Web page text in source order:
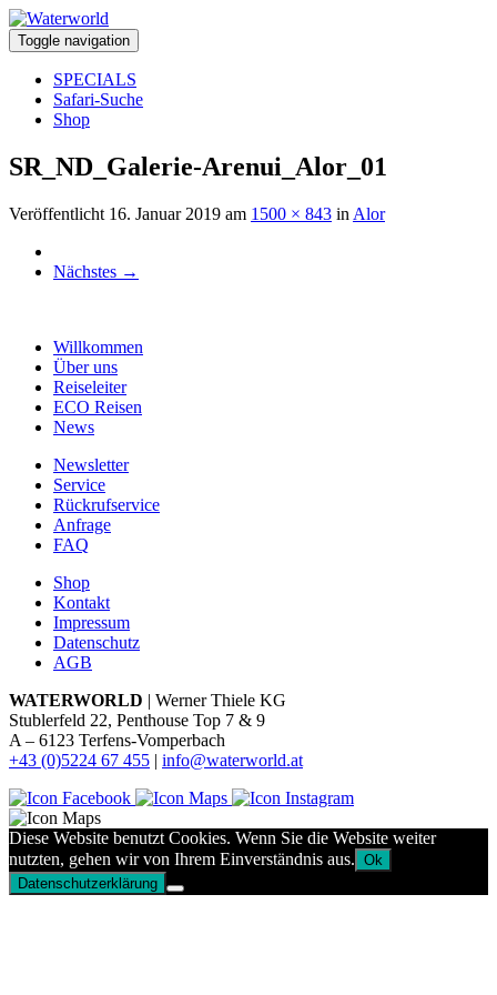
Toggle navigation
SPECIALS
Safari-Suche
Shop
SR_ND_Galerie-Arenui_Alor_01
Veröffentlicht 16. Januar 2019 am 1500 × 843 in Alor
Nächstes →
Willkommen
Über uns
Reiseleiter
ECO Reisen
News
Newsletter
Service
Rückrufservice
Anfrage
FAQ
Shop
Kontakt
Impressum
Datenschutz
AGB
WATERWORLD | Werner Thiele KG
Stublerfeld 22, Penthouse Top 7 & 9
A – 6123 Terfens-Vomperbach
+43 (0)5224 67 455 | info@waterworld.at
Diese Website benutzt Cookies. Wenn Sie die Website weiter
nutzten, gehen wir von Ihrem Einverständnis aus. Ok
Datenschutzerklärung